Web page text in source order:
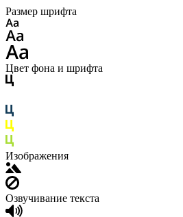
Размер шрифта
Цвет фона и шрифта
Изображения
Озвучивание текста